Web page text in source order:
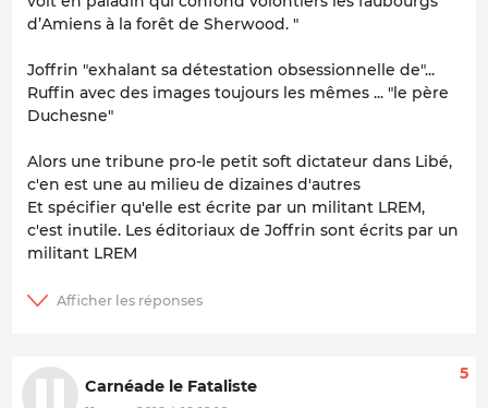
d’Amiens à la forêt de Sherwood. "
Joffrin "exhalant sa détestation obsessionnelle de"...
Ruffin avec des images toujours les mêmes ... "le père
Duchesne"
Alors une tribune pro-le petit soft dictateur dans Libé,
c'en est une au milieu de dizaines d'autres
Et spécifier qu'elle est écrite par un militant LREM,
c'est inutile. Les éditoriaux de Joffrin sont écrits par un
militant LREM
Carnéade le Fataliste
5